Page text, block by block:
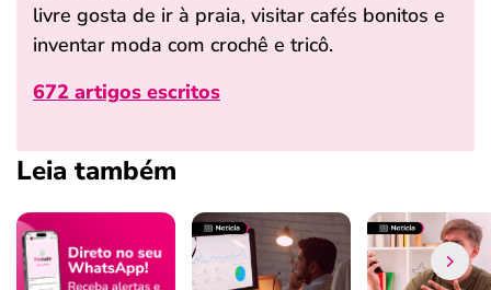
livre gosta de ir à praia, visitar cafés bonitos e
inventar moda com crochê e tricô.
672 artigos escritos
Leia também